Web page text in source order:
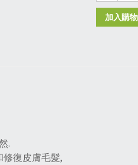
加入購
.
復皮膚毛髮,